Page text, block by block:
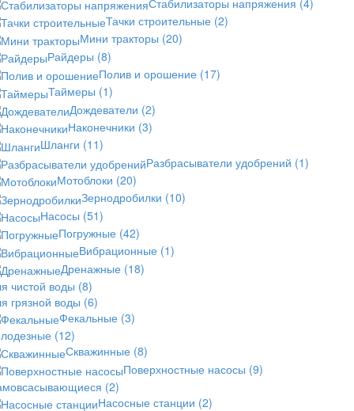
Тачки строительные (2)
Мини тракторы (20)
Райдеры (8)
Полив и орошение (17)
Таймеры (1)
Дождеватели (2)
Наконечники (3)
Шланги (11)
Разбрасыватели удобрений (1)
Мотоблоки (20)
Зернодробилки (10)
Насосы (51)
Погружные (42)
Вибрационные (1)
Дренажные (18)
чистой воды (8)
грязной воды (6)
Фекальные (3)
(12)
Скважинные (8)
Поверхностные насосы (9)
(2)
Насосные станции (2)